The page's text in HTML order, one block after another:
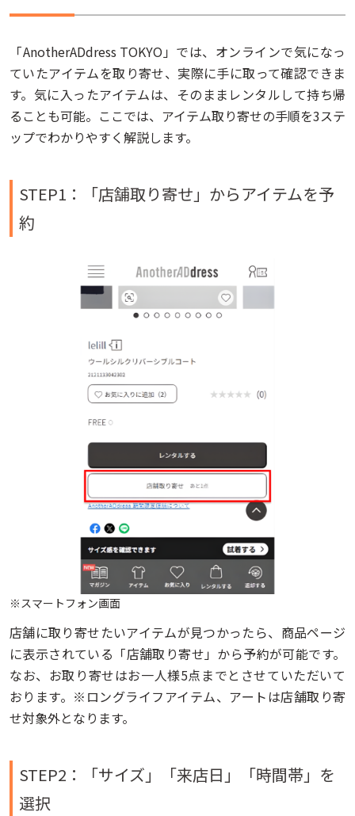
「AnotherADdress TOKYO」では、オンラインで気になっ
ていたアイテムを取り寄せ、実際に手に取って確認できま
す。気に入ったアイテムは、そのままレンタルして持ち帰
ることも可能。ここでは、アイテム取り寄せの手順を3ステ
ップでわかりやすく解説します。
STEP1：「店舗取り寄せ」からアイテムを予
約
※スマートフォン画面
店舗に取り寄せたいアイテムが見つかったら、商品ページ
に表示されている「店舗取り寄せ」から予約が可能です。
なお、お取り寄せはお一人様5点までとさせていただいて
おります。※ロングライフアイテム、アートは店舗取り寄
せ対象外となります。
STEP2：「サイズ」「来店日」「時間帯」を
選択